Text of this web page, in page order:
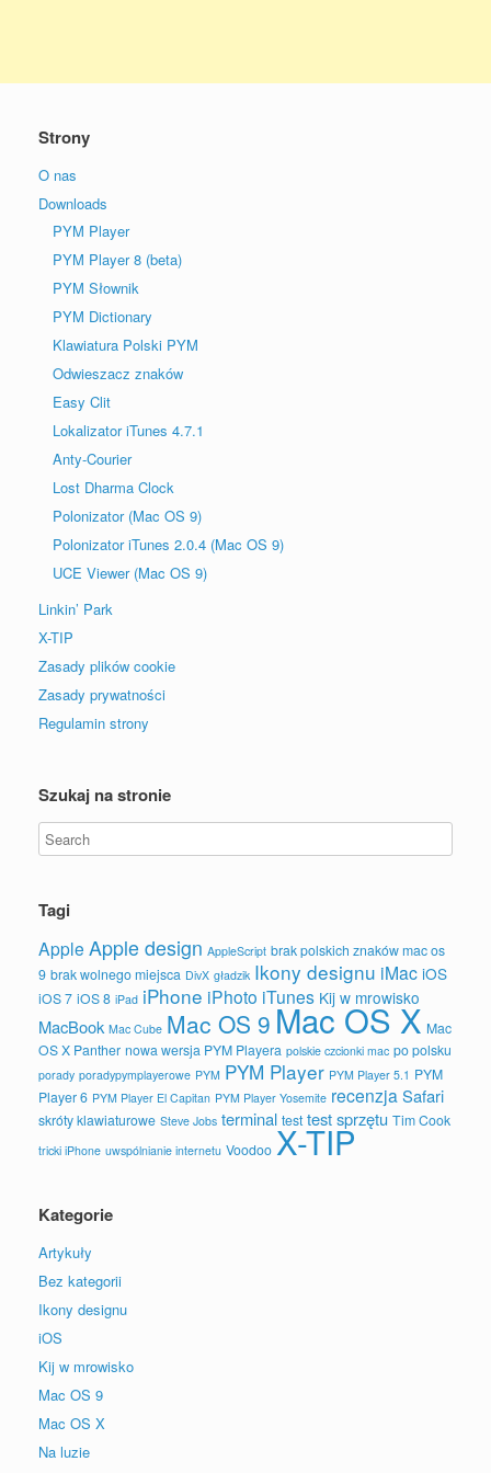
Strony
O nas
Downloads
PYM Player
PYM Player 8 (beta)
PYM Słownik
PYM Dictionary
Klawiatura Polski PYM
Odwieszacz znaków
Easy Clit
Lokalizator iTunes 4.7.1
Anty-Courier
Lost Dharma Clock
Polonizator (Mac OS 9)
Polonizator iTunes 2.0.4 (Mac OS 9)
UCE Viewer (Mac OS 9)
Linkin’ Park
X-TIP
Zasady plików cookie
Zasady prywatności
Regulamin strony
Szukaj na stronie
Tagi
Apple Apple design AppleScript brak polskich znaków mac os
9 brak wolnego miejsca DivX gładzik Ikony designu iMac iOS
iOS 7 iOS 8 iPad iPhone iPhoto iTunes Kij w mrowisko
MacBook Mac Cube Mac OS 9 Mac OS X Mac
OS X Panther nowa wersja PYM Playera polskie czcionki mac po polsku
porady poradypymplayerowe PYM PYM Player PYM Player 5.1 PYM
Player 6 PYM Player El Capitan PYM Player Yosemite recenzjaSafari
skróty klawiaturowe Steve Jobs terminal test test sprzętu Tim Cook
tricki iPhone uwspólnianie internetu Voodoo X-TIP
Kategorie
Artykuły
Bez kategorii
Ikony designu
iOS
Kij w mrowisko
Mac OS 9
Mac OS X
Na luzie